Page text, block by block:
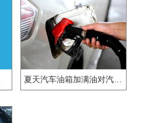
夏天汽车油箱加满油对汽车有没有影响